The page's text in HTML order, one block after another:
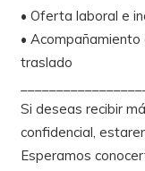
• Oferta laboral e
•
traslado
Si deseas recibir
confidencial,
Esperamos